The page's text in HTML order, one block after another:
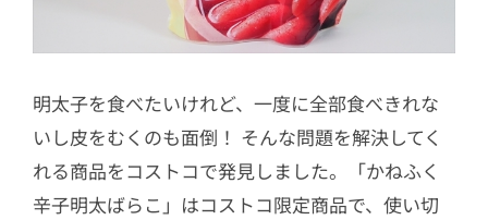
明太子を食べたいけれど、一度に全部食べきれな
いし皮をむくのも面倒！ そんな問題を解決してく
れる商品をコストコで発見しました。「かねふく
辛子明太ばらこ」はコストコ限定商品で、使い切